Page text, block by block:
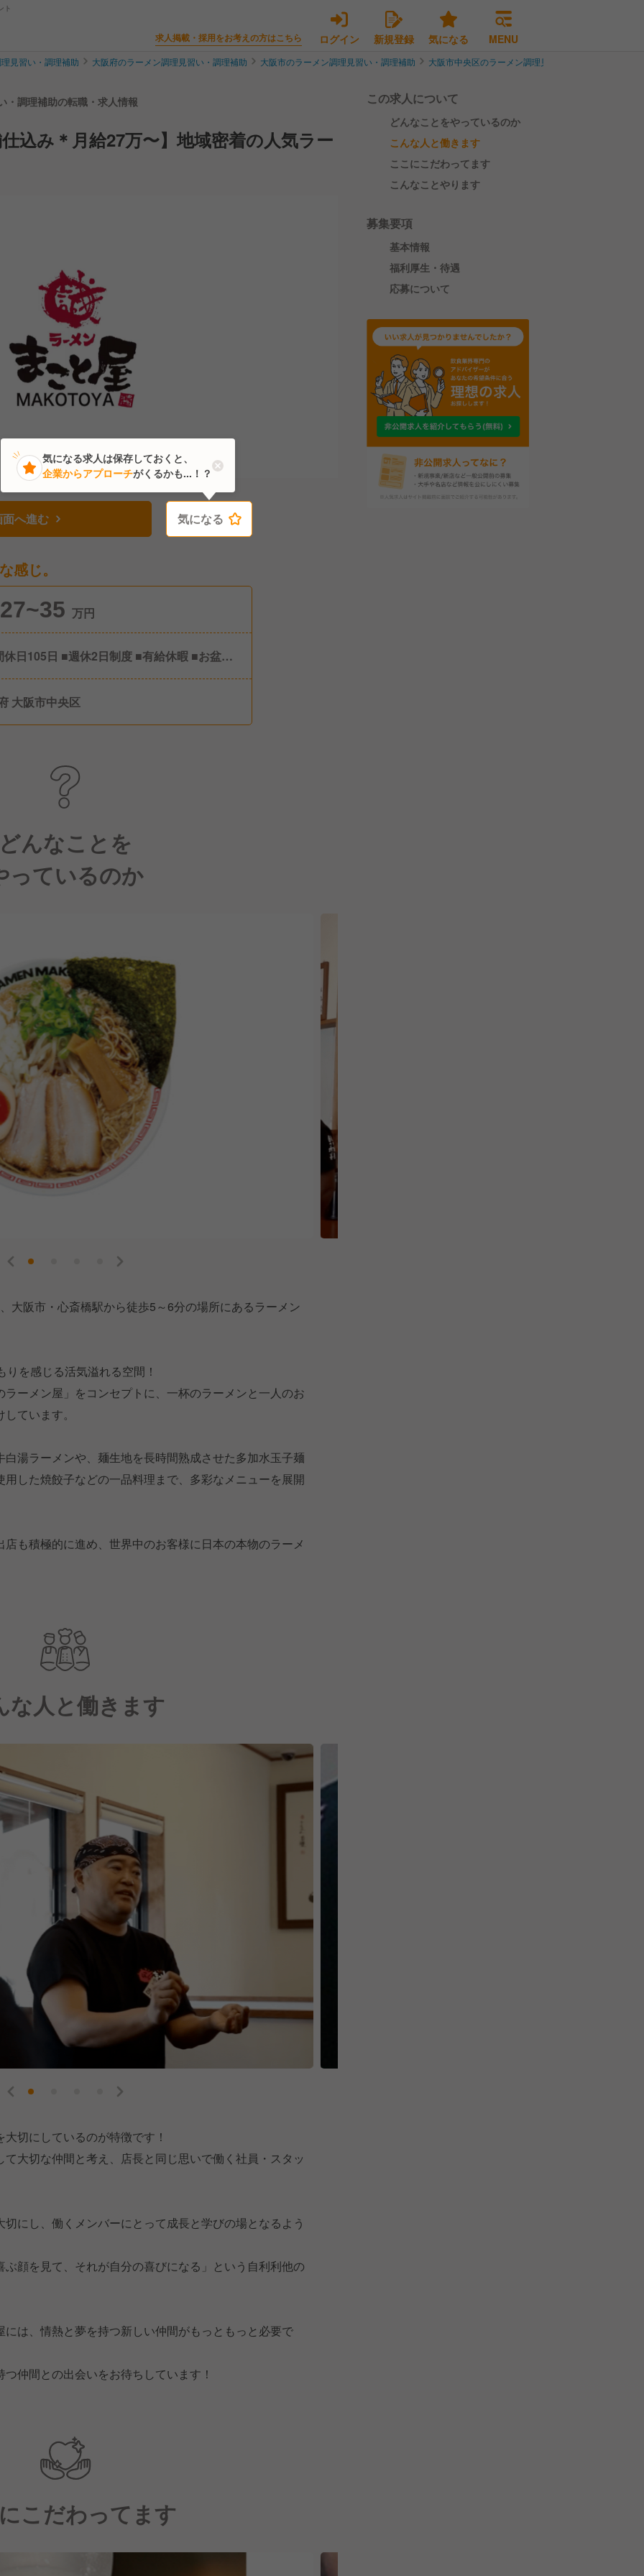
ト
求人掲載・採用をお考えの方はこちら ログイン 新規登録 気になる MENU
見習い・調理補助 大阪府のラーメン調理見習い・調理補助 大阪市のラーメン調理見習い・調理補助 大阪市中央区のラーメン調理見習い・調理補助
・調理補助の転職・求人情報
込み＊月給27万〜】地域密着の人気ラー
へ進む 気になる
感じ。
27~35 万円
休日105日 ■週休2日制度 ■有給休暇 ■お盆休
大阪市中央区
んなことを
っているのか
大阪市・心斎橋駅から徒歩5～6分の場所にあるラーメン
を感じる活気溢れる空間！
ーメン屋」をコンセプトに、一杯のラーメンと一人のお
ています。
湯ラーメンや、麺生地を長時間熟成させた多加水玉子麺
した焼餃子などの一品料理まで、多彩なメニューを展開
も積極的に進め、世界中のお客様に日本の本物のラーメ
な人と働きます
切にしているのが特徴です！
大切な仲間と考え、店長と同じ思いで働く社員・スタッ
にし、働くメンバーにとって成長と学びの場となるよう
顔を見て、それが自分の喜びになる」という自利利他の
は、情熱と夢を持つ新しい仲間がもっともっと必要で
仲間との出会いをお待ちしています！
こだわってます
この求人について
どんなことをやっているのか
こんな人と働きます
ここにこだわってます
こんなことやります
募集要項
基本情報
福利厚生・待遇
応募について
気になる
気になる求人は保存しておくと、
企業からアプローチがくるかも...！？